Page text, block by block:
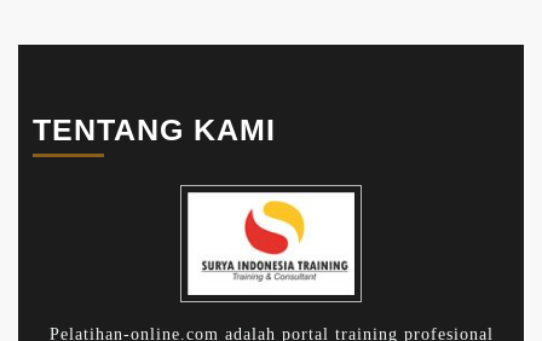
TENTANG KAMI
Pelatihan-online.com adalah portal training profesional